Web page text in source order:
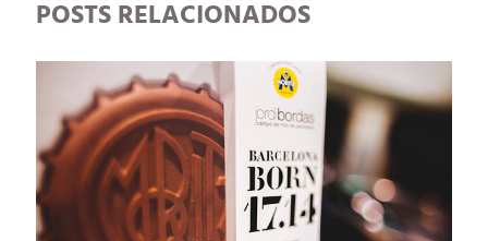
POSTS RELACIONADOS